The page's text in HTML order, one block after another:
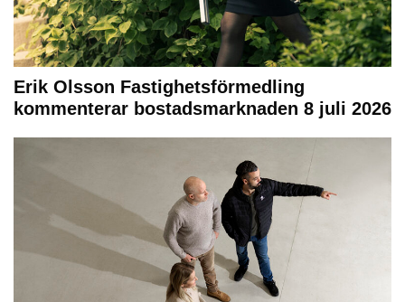
Erik Olsson Fastighetsförmedling
kommenterar bostadsmarknaden 8 juli 2026